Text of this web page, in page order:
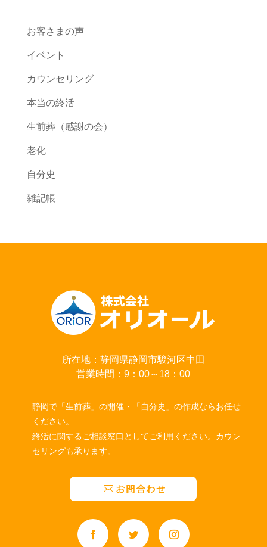
お客さまの声
イベント
カウンセリング
本当の終活
生前葬（感謝の会）
老化
自分史
雑記帳
所在地：静岡県静岡市駿河区中田
営業時間：9：00～18：00
静岡で「生前葬」の開催・「自分史」の作成ならお任せ
ください。
終活に関するご相談窓口としてご利用ください。カウン
セリングも承ります。
お問合わせ